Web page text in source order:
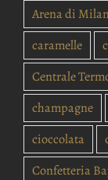
Arena di
caramelle
Centrale
champagne
cioccolata
Confetteria